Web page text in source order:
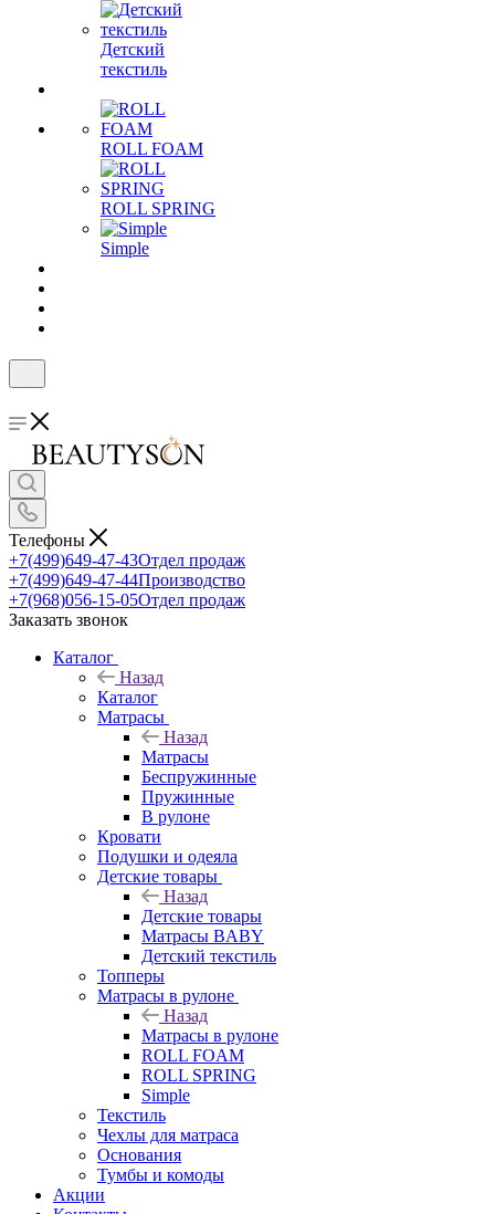
Детский
текстиль
ROLL FOAM
ROLL SPRING
Simple
Телефоны
+7(499)649-47-43Отдел продаж
+7(499)649-47-44Производство
+7(968)056-15-05Отдел продаж
Заказать звонок
Каталог
Назад
Каталог
Матрасы
Назад
Матрасы
Беспружинные
Пружинные
В рулоне
Кровати
Подушки и одеяла
Детские товары
Назад
Детские товары
Матрасы BABY
Детский текстиль
Топперы
Матрасы в рулоне
Назад
Матрасы в рулоне
ROLL FOAM
ROLL SPRING
Simple
Текстиль
Чехлы для матраса
Основания
Тумбы и комоды
Акции